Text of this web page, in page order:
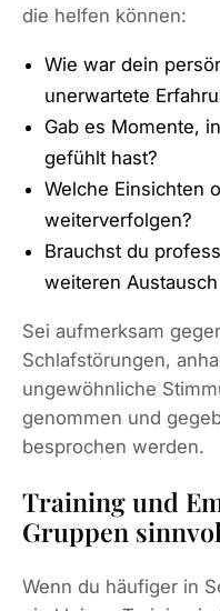
die helfen können:
Wie war dein
unerwartete
Gab es Momente,
gefühlt hast?
Welche Einsichten
weiterverfolgen?
Brauchst du
weiteren
Sei aufmerksam
Schlafstörungen,
ungewöhnliche
genommen und
besprochen werden.
Training und
Gruppen
Wenn du häufiger in